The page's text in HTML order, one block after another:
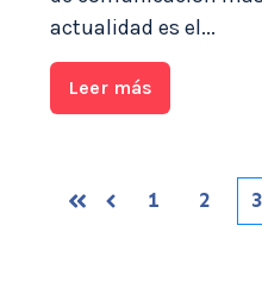
actualidad es el...
Leer más
PrimeraSiguiente
1 2 3